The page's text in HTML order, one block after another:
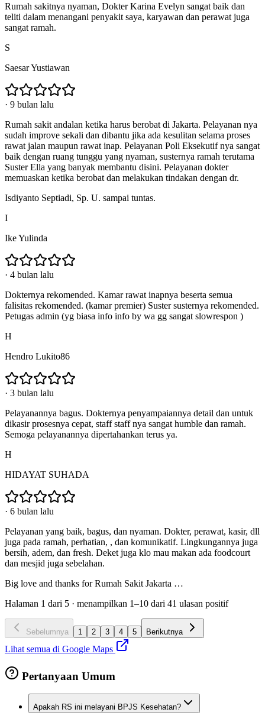
Rumah sakitnya nyaman, Dokter Karina Evelyn sangat baik dan
teliti dalam menangani penyakit saya, karyawan dan perawat juga
sangat ramah.
S
Saesar Yustiawan
· 9 bulan lalu
Rumah sakit andalan ketika harus berobat di Jakarta. Pelayanan nya
sudah improve sekali dan dibantu jika ada kesulitan selama proses
rawat jalan maupun rawat inap. Pelayanan Poli Eksekutif nya sangat
baik dengan ruang tunggu yang nyaman, susternya ramah terutama
Suster Ella yang banyak membantu disini. Pelayanan dokter
memuaskan ketika berobat dan melakukan tindakan dengan dr.
Isdiyanto Septiadi, Sp. U. sampai tuntas.
I
Ike Yulinda
· 4 bulan lalu
Dokternya rekomended. Kamar rawat inapnya beserta semua
falisitas rekomended. (kamar premier) Suster susternya rekomended.
Petugas admin (yg biasa info info by wa gg sangat slowrespon )
H
Hendro Lukito86
· 3 bulan lalu
Pelayanannya bagus. Dokternya penyampaiannya detail dan untuk
dikasir prosesnya cepat, staff staff nya sangat humble dan ramah.
Semoga pelayanannya dipertahankan terus ya.
H
HIDAYAT SUHADA
· 6 bulan lalu
Pelayanan yang baik, bagus, dan nyaman. Dokter, perawat, kasir, dll
juga pada ramah, perhatian, , dan komunikatif. Lingkungannya juga
bersih, adem, dan fresh. Deket juga klo mau makan ada foodcourt
dan mesjid juga sebelahan.
Big love and thanks for Rumah Sakit Jakarta …
Halaman 1 dari 5 · menampilkan 1–10 dari 41 ulasan positif
Sebelumnya 1 2 3 4 5 Berikutnya
Lihat semua di Google Maps
Pertanyaan Umum
Apakah RS ini melayani BPJS Kesehatan?